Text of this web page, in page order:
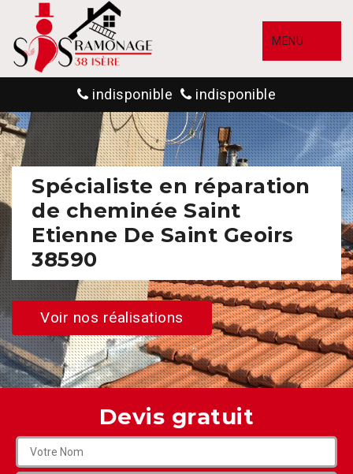
MENU
indisponible indisponible
Spécialiste en réparation
de cheminée Saint
Etienne De Saint Geoirs
38590
Voir nos réalisations
Devis gratuit